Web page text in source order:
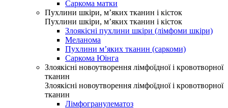
Саркома матки
Пухлини шкіри, м’яких тканин і кісток
Пухлини шкіри, м’яких тканин і кісток
Злоякісні пухлини шкіри (лімфоми шкіри)
Меланома
Пухлини м’яких тканин (саркоми)
Саркома Юінга
Злоякісні новоутворення лімфоїдної і кровотворної
тканин
Злоякісні новоутворення лімфоїдної і кровотворної
тканин
Лімфогранулематоз